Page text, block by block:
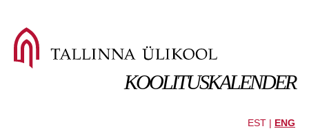
KOOLITUSKALENDER
EST | ENG